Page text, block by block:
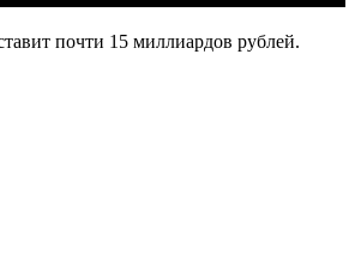
почти 15 миллиардов рублей.